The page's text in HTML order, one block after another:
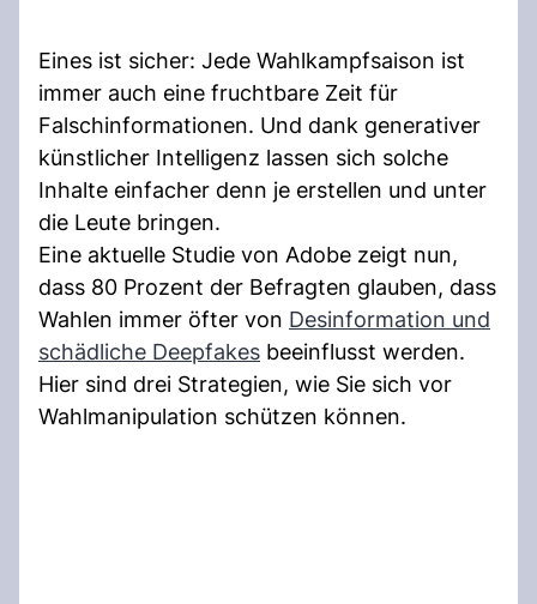
Eines ist sicher: Jede Wahlkampfsaison ist
immer auch eine fruchtbare Zeit für
Falschinformationen. Und dank generativer
künstlicher Intelligenz lassen sich solche
Inhalte einfacher denn je erstellen und unter
die Leute bringen.
Eine aktuelle Studie von Adobe zeigt nun,
dass 80 Prozent der Befragten glauben, dass
Wahlen immer öfter von Desinformation und
schädliche Deepfakes beeinflusst werden.
Hier sind drei Strategien, wie Sie sich vor
Wahlmanipulation schützen können.